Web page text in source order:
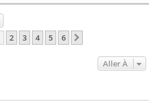
2 3 4 5 6
Aller À